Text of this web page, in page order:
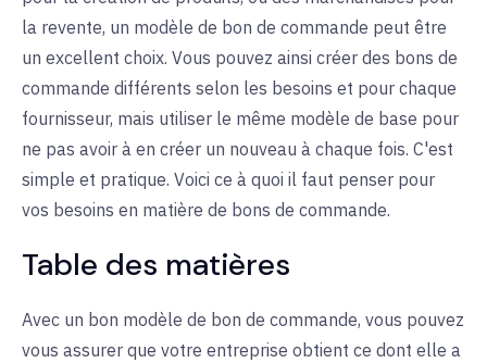
la revente, un modèle de bon de commande peut être
un excellent choix. Vous pouvez ainsi créer des bons de
commande différents selon les besoins et pour chaque
fournisseur, mais utiliser le même modèle de base pour
ne pas avoir à en créer un nouveau à chaque fois. C'est
simple et pratique. Voici ce à quoi il faut penser pour
vos besoins en matière de bons de commande.
Table des matières
Avec un bon modèle de bon de commande, vous pouvez
vous assurer que votre entreprise obtient ce dont elle a